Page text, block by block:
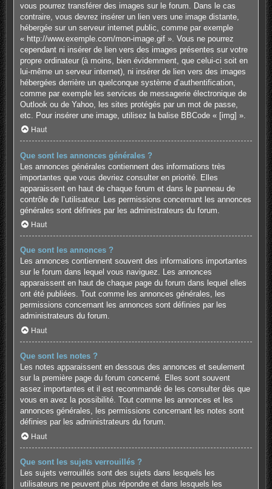
vous pourrez transférer des images sur le forum. Dans le cas
contraire, vous devrez insérer un lien vers une image distante,
hébergée sur un serveur internet public, comme par exemple
« http://www.exemple.com/mon-image.gif ». Vous ne pourrez
cependant ni insérer de lien vers des images présentes sur votre
propre ordinateur (à moins, bien évidemment, que celui-ci soit en
lui-même un serveur internet), ni insérer de lien vers des images
hébergées derrière un quelconque système d’authentification,
comme par exemple les services de messagerie électronique de
Outlook ou de Yahoo, les sites protégés par un mot de passe,
etc. Pour insérer une image, utilisez la balise BBCode « [img] ».
Haut
Que sont les annonces générales ?
Les annonces générales contiennent des informations très
importantes que vous devriez consulter en priorité. Elles
apparaissent en haut de chaque forum et dans le panneau de
contrôle de l’utilisateur. Les permissions concernant les annonces
générales sont définies par les administrateurs du forum.
Haut
Que sont les annonces ?
Les annonces contiennent souvent des informations importantes
sur le forum dans lequel vous naviguez. Les annonces
apparaissent en haut de chaque page du forum dans lequel elles
ont été publiées. Tout comme les annonces générales, les
permissions concernant les annonces sont définies par les
administrateurs du forum.
Haut
Que sont les notes ?
Les notes apparaissent en dessous des annonces et seulement
sur la première page du forum concerné. Elles sont souvent
assez importantes et il est recommandé de les consulter dès que
vous en avez la possibilité. Tout comme les annonces et les
annonces générales, les permissions concernant les notes sont
définies par les administrateurs du forum.
Haut
Que sont les sujets verrouillés ?
Les sujets verrouillés sont des sujets dans lesquels les
utilisateurs ne peuvent plus répondre et dans lesquels les